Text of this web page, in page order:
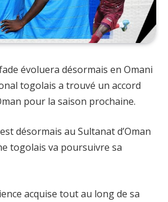
évoluera désormais en Omani
togolais a trouvé un accord
pour la saison prochaine.
désormais au Sultanat d’Oman
togolais va poursuivre sa
acquise tout au long de sa